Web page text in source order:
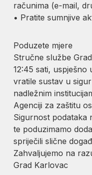
računima (e-mail,
• Pratite sumnjive
Poduzete mjere
Stručne službe
12:45 sati, uspješno
vratile sustav u
nadležnim
Agenciji za zaštitu
Sigurnost podataka
te poduzimamo
spriječili slične
Zahvaljujemo na
Grad Karlovac